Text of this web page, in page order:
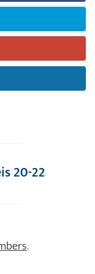
20-22
.